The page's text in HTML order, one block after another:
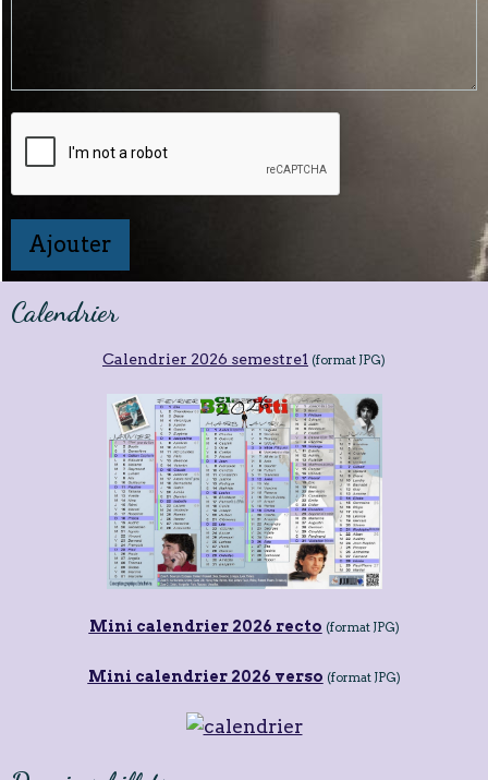
Ajouter
Calendrier
Calendrier 2026 semestre1 (format JPG)
Mini calendrier 2026 recto (format JPG)
Mini calendrier 2026 verso (format JPG)